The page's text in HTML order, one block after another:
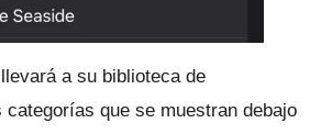
a su biblioteca de
categorías que se muestran debajo